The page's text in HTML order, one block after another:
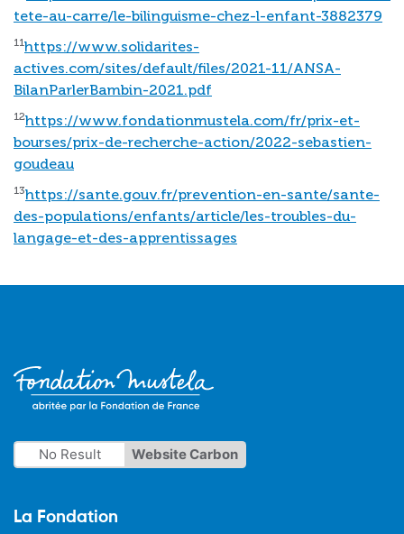
tete-au-carre/le-bilinguisme-chez-l-enfant-3882379
11https://www.solidarites-
actives.com/sites/default/files/2021-11/ANSA-
BilanParlerBambin-2021.pdf
12https://www.fondationmustela.com/fr/prix-et-
bourses/prix-de-recherche-action/2022-sebastien-
goudeau
13https://sante.gouv.fr/prevention-en-sante/sante-
des-populations/enfants/article/les-troubles-du-
langage-et-des-apprentissages
No Result Website Carbon
La Fondation